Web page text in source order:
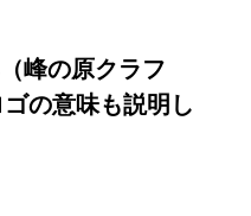
峰の原クラフ
の意味も説明し